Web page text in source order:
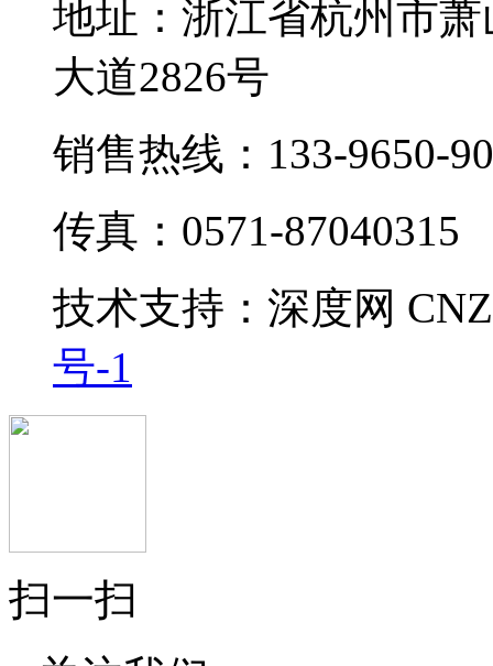
地址：浙江省杭州市
大道2826号
销售热线：133-9650-
传真：0571-87040315
技术支持： 深度网
号-1
扫一扫